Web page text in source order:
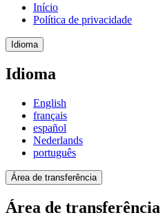
Início
Política de privacidade
Idioma
Idioma
English
français
español
Nederlands
português
Área de transferência
Área de transferência